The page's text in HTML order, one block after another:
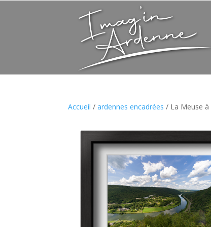
Accueil /ardennes encadrées / La Meuse à